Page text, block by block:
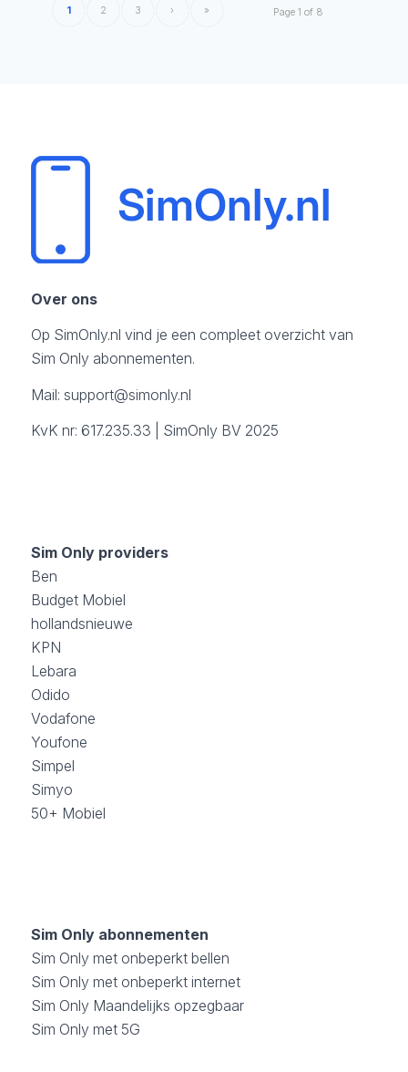
Page 1 of 8
1 2 3 › »
Over ons
Op SimOnly.nl vind je een compleet overzicht van
Sim Only abonnementen.
Mail: support@simonly.nl
KvK nr: 617.235.33 | SimOnly BV 2025
Sim Only providers
Ben
Budget Mobiel
hollandsnieuwe
KPN
Lebara
Odido
Vodafone
Youfone
Simpel
Simyo
50+ Mobiel
Sim Only abonnementen
Sim Only met onbeperkt bellen
Sim Only met onbeperkt internet
Sim Only Maandelijks opzegbaar
Sim Only met 5G